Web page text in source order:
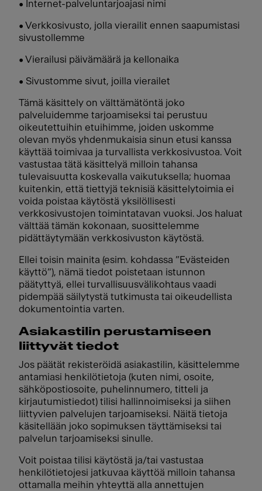
• Internet-palveluntarjoajasi nimi
• Verkkosivusto, jolla vierailit ennen saapumistasi
sivustollemme
• Vierailusi päivämäärä ja kellonaika
• Sivustomme sivut, joilla vierailet
Tämä käsittely on välttämätöntä joko
palveluidemme tarjoamiseksi tai perustuu
oikeutettuihin etuihimme, joiden uskomme
olevan myös yhdenmukaisia sinun etusi kanssa
käyttää toimivaa ja turvallista verkkosivustoa. Voit
vastustaa tätä käsittelyä milloin tahansa
tulevaisuutta koskevalla vaikutuksella; huomaa
kuitenkin, että tiettyjä teknisiä käsittelytoimia ei
voida poistaa käytöstä yksilöllisesti
verkkosivustojen toimintatavan vuoksi. Jos haluat
välttää tämän kokonaan, suosittelemme
pidättäytymään verkkosivuston käytöstä.
Ellei toisin mainita (esim. kohdassa ”Evästeiden
käyttö”), nämä tiedot poistetaan istunnon
päätyttyä, ellei turvallisuusvälikohtaus vaadi
pidempää säilytystä tutkimusta tai oikeudellista
dokumentointia varten.
Asiakastilin perustamiseen
liittyvät tiedot
Jos päätät rekisteröidä asiakastilin, käsittelemme
antamiasi henkilötietoja (kuten nimi, osoite,
sähköpostiosoite, puhelinnumero, titteli ja
kirjautumistiedot) tilisi hallinnoimiseksi ja siihen
liittyvien palvelujen tarjoamiseksi. Näitä tietoja
käsitellään joko sopimuksen täyttämiseksi tai
palvelun tarjoamiseksi sinulle.
Voit poistaa tilisi käytöstä ja/tai vastustaa
henkilötietojesi jatkuvaa käyttöä milloin tahansa
ottamalla meihin yhteyttä alla annettujen